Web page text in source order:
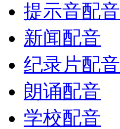
提示音配音
新闻配音
纪录片配音
朗诵配音
学校配音